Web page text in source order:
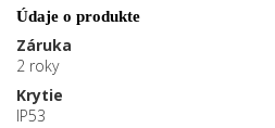
Údaje o produkte
Záruka
2 roky
Krytie
IP53